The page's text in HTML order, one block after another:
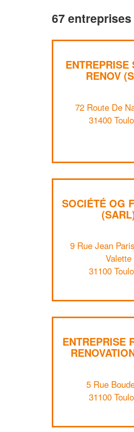
67
ENTREPRISE
RENOV
72 Route De
31400
SOCIÉTÉ OG
9 Rue Jean
Valette
31100
ENTREPRISE
5 Rue
31100